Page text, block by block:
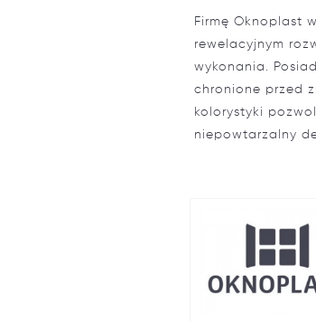
Firmę Oknoplast
rewelacyjnym
wykonania.
chronione przed
kolorystyki
niepowtarzalny